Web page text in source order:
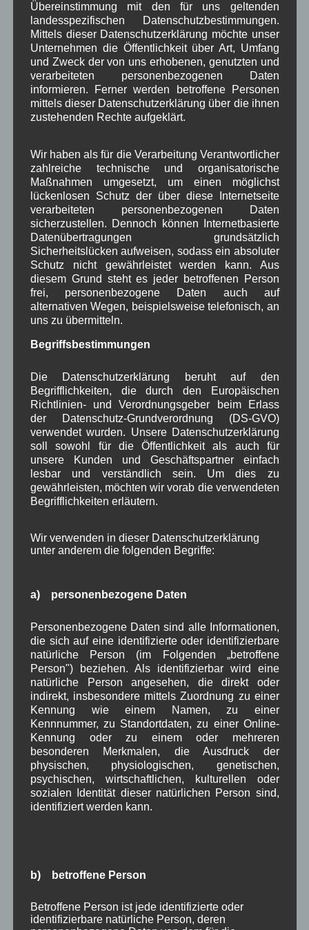
Sammlung schadstoffhaltiger
Abfälle
Bekanntmachu
ng:
Sammlung von
Haushaltungen.
Am Freitag, den 16.10.2015 von 08:30 Uhr bis
09:30 Uhr am Wertstoffhof in Wallgau.
Weiterlesen
Aushang Rathaus,in Wallgau
Dorferneuerung:
Vorstandssitzung 13.10.2015
Einladung
zur nächsten
öffentlichen
Vorstandssitzung
der Dorferneuerung
Wallgau am
Dienstag 13.10.2015
um 19 Uhr im Gasthaus zur Post wird herzlich
Weiterlesen
Aushang Rathaus,Dorferneuerung,
Dorferneuerung
Gesundheit
Bundeswehr: Meldung von
Übungen
Bekanntmachu
ng:
Die Karwendel
Kaserne meldet
Übungen mit
Märschen, Biwak
Detailierte Angaben finden Sie am Aushang des
Wallgauer Rathauses.
Disclaimer
Übereinstimmung mit den für uns geltenden
landesspezifischen Datenschutzbestimmungen.
Mittels dieser Datenschutzerklärung möchte unser
Unternehmen die Öffentlichkeit über Art, Umfang
und Zweck der von uns erhobenen, genutzten und
verarbeiteten personenbezogenen Daten
informieren. Ferner werden betroffene Personen
mittels dieser Datenschutzerklärung über die ihnen
zustehenden Rechte aufgeklärt.
Wir haben als für die Verarbeitung Verantwortlicher
zahlreiche technische und organisatorische
Maßnahmen umgesetzt, um einen möglichst
lückenlosen Schutz der über diese Internetseite
verarbeiteten personenbezogenen Daten
sicherzustellen. Dennoch können Internetbasierte
Datenübertragungen grundsätzlich
Sicherheitslücken aufweisen, sodass ein absoluter
Schutz nicht gewährleistet werden kann. Aus
diesem Grund steht es jeder betroffenen Person
frei, personenbezogene Daten auch auf
alternativen Wegen, beispielsweise telefonisch, an
uns zu übermitteln.
Begriffsbestimmungen
Die Datenschutzerklärung beruht auf den
Begrifflichkeiten, die durch den Europäischen
Richtlinien- und Verordnungsgeber beim Erlass
der Datenschutz-Grundverordnung (DS-GVO)
verwendet wurden. Unsere Datenschutzerklärung
soll sowohl für die Öffentlichkeit als auch für
unsere Kunden und Geschäftspartner einfach
lesbar und verständlich sein. Um dies zu
gewährleisten, möchten wir vorab die verwendeten
Begrifflichkeiten erläutern.
Wir verwenden in dieser Datenschutzerklärung
unter anderem die folgenden Begriffe:
a) personenbezogene Daten
Personenbezogene Daten sind alle Informationen,
die sich auf eine identifizierte oder identifizierbare
natürliche Person (im Folgenden „betroffene
Person") beziehen. Als identifizierbar wird eine
natürliche Person angesehen, die direkt oder
indirekt, insbesondere mittels Zuordnung zu einer
Kennung wie einem Namen, zu einer
Kennnummer, zu Standortdaten, zu einer Online-
Kennung oder zu einem oder mehreren
besonderen Merkmalen, die Ausdruck der
physischen, physiologischen, genetischen,
psychischen, wirtschaftlichen, kulturellen oder
sozialen Identität dieser natürlichen Person sind,
identifiziert werden kann.
b) betroffene Person
Betroffene Person ist jede identifizierte oder
identifizierbare natürliche Person, deren